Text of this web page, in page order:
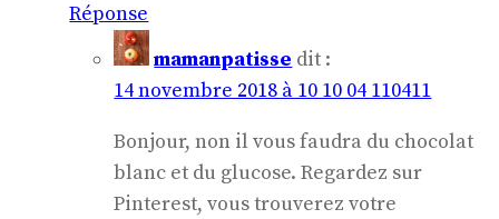
Réponse
mamanpatisse dit :
14 novembre 2018 à 10 10 04 110411
Bonjour, non il vous faudra du chocolat
blanc et du glucose. Regardez sur
Pinterest, vous trouverez votre